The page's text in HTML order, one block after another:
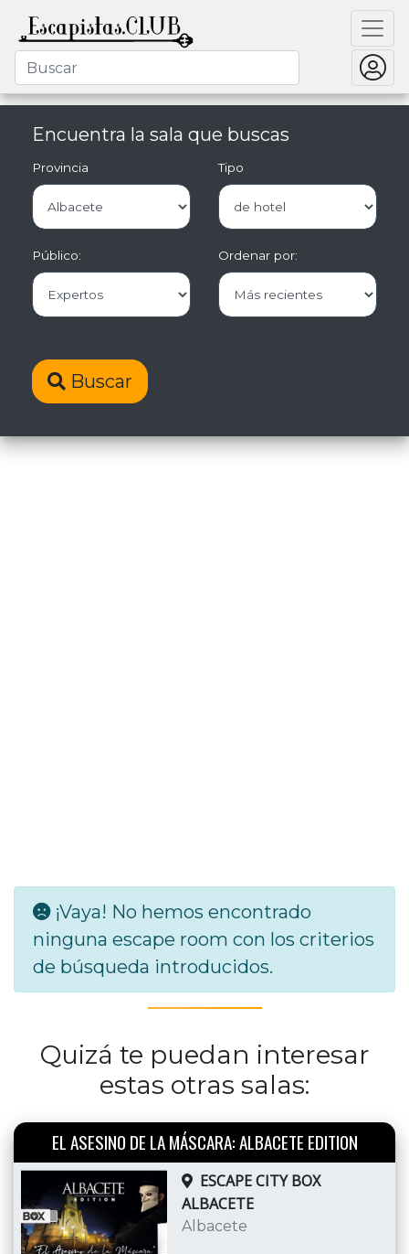
Encuentra la sala que buscas
Provincia Tipo
Público: Ordenar por:
Buscar
¡Vaya! No hemos encontrado
ninguna escape room con los criterios
de búsqueda introducidos.
Quizá te puedan interesar
estas otras salas:
EL ASESINO DE LA MÁSCARA: ALBACETE EDITION
ESCAPE CITY BOX
ALBACETE
Albacete